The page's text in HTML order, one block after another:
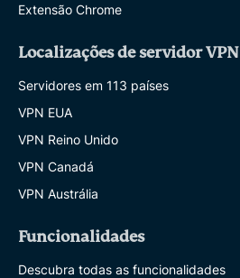
Extensão Chrome
Localizações de servidor VPN
Servidores em 113 países
VPN EUA
VPN Reino Unido
VPN Canadá
VPN Austrália
Funcionalidades
Descubra todas as funcionalidades